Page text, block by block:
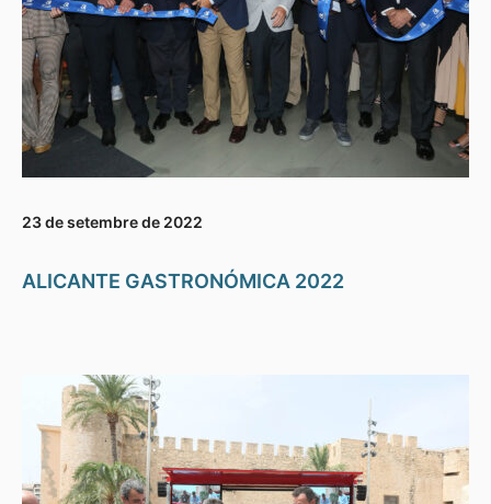
23 de setembre de 2022
ALICANTE GASTRONÓMICA 2022